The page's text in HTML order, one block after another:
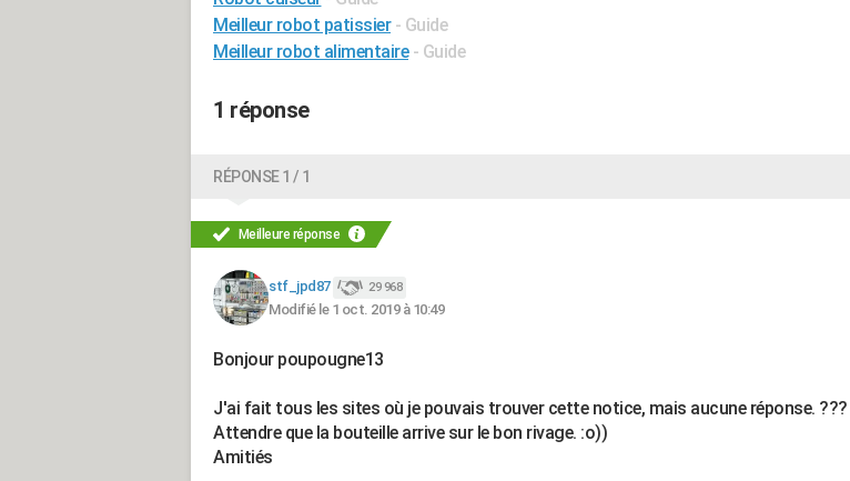
Meilleur robot patissier - Guide
Meilleur robot alimentaire - Guide
1 réponse
RÉPONSE 1 / 1
Meilleure réponse
stf_jpd87 29 968
Modifié le 1 oct. 2019 à 10:49
Bonjour poupougne13
J'ai fait tous les sites où je pouvais trouver cette notice, mais aucune réponse. ???
Attendre que la bouteille arrive sur le bon rivage. :o))
Amitiés